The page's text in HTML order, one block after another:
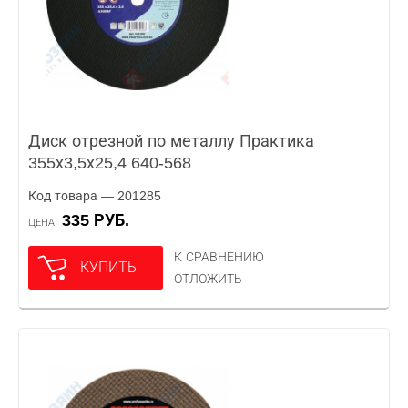
Диск отрезной по металлу Практика
355х3,5х25,4 640-568
Код товара — 201285
ЦЕНА 335 РУБ.
КУПИТЬ
К СРАВНЕНИЮ
ОТЛОЖИТЬ